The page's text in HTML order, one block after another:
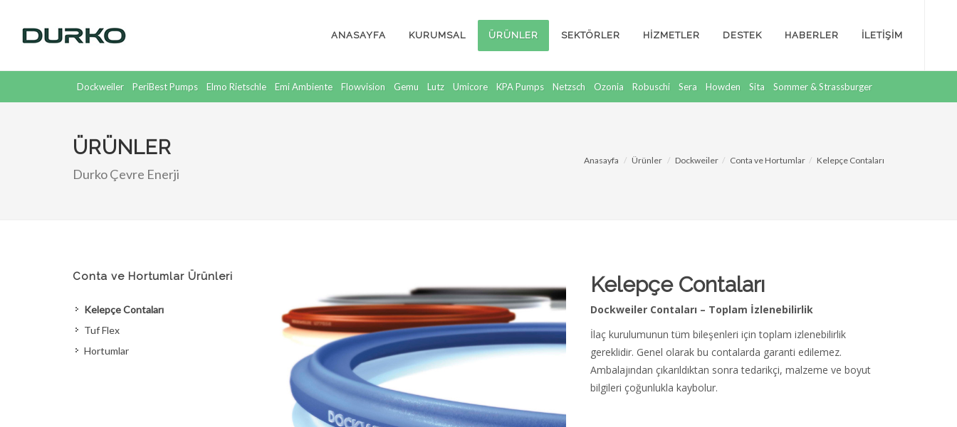
ANASAYFA KURUMSAL ÜRÜNLER SEKTÖRLER HİZMETLER DESTEK HABERLER İLETİŞİM
Dockweiler PeriBest Pumps Elmo Rietschle Emi Ambiente Flowvision Gemu Lutz Umicore KPA Pumps Netzsch Ozonia Robuschi Sera Howden Sita Sommer & Strassburger
ÜRÜNLER
Durko Çevre Enerji
Anasayfa Ürünler Dockweiler Conta ve Hortumlar Kelepçe Contaları
Kelepçe Contaları
Dockweiler Contaları – Toplam İzlenebilirlik
İlaç kurulumunun tüm bileşenleri için toplam izlenebilirlik
gereklidir. Genel olarak bu contalarda garanti edilemez.
Ambalajından çıkarıldıktan sonra tedarikçi, malzeme ve boyut
bilgileri çoğunlukla kaybolur.
Conta ve Hortumlar Ürünleri
Kelepçe Contaları
Tuf Flex
Hortumlar